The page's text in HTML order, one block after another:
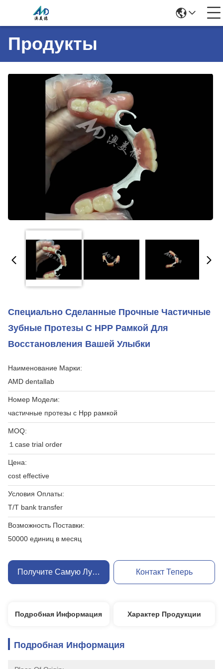
Продукты
Специально Сделанные Прочные Частичные
Зубные Протезы С HPP Рамкой Для
Восстановления Вашей Улыбки
Наименование Марки:
AMD dentallab
Номер Модели:
частичные протезы с Hpp рамкой
MOQ:
１case trial order
Цена:
cost effective
Условия Оплаты:
T/T bank transfer
Возможность Поставки:
50000 единиц в месяц
Получите Самую Лучшую Цену Контакт Теперь
Подробная Информация Характер Продукции
Подробная Информация